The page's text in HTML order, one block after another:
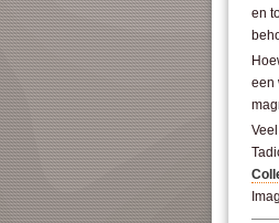
en
een